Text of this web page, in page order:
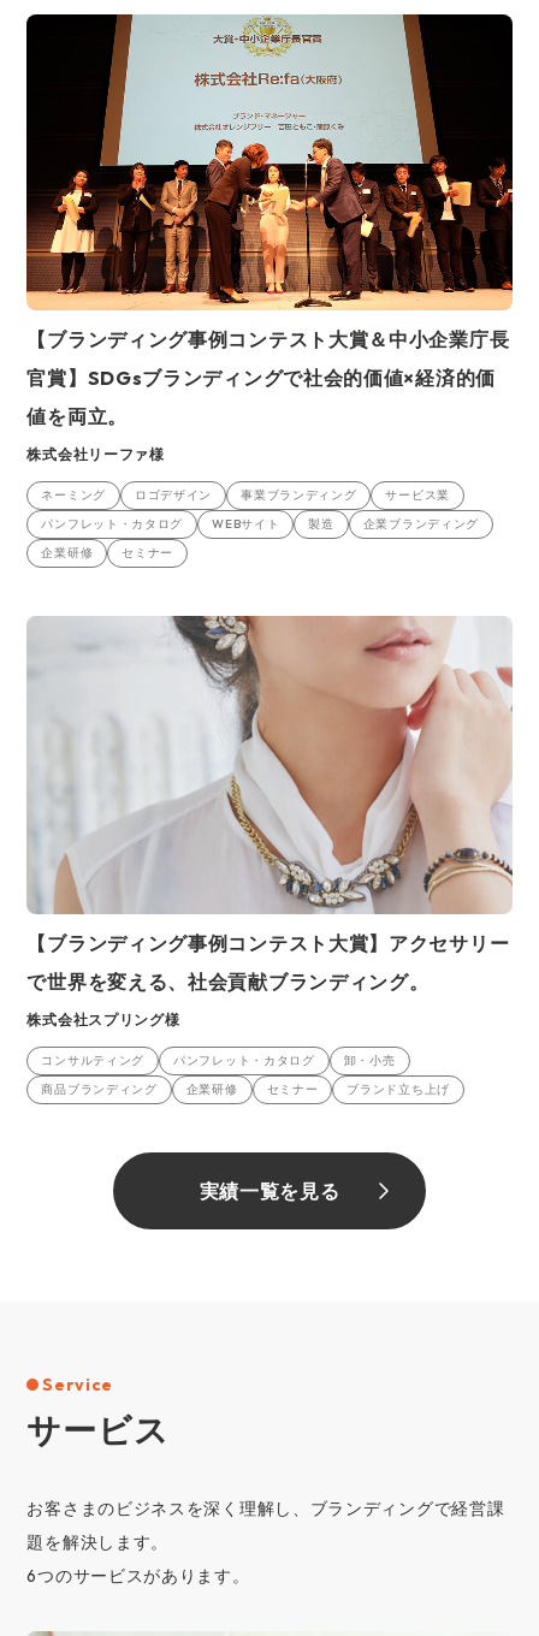
【ブランディング事例コンテスト大賞＆中小企業庁長
官賞】SDGsブランディングで社会的価値×経済的価
値を両立。
株式会社リーファ様
ネーミング ロゴデザイン 事業ブランディング
サービス業
パンフレット・カタログ
WEBサイト 製造
企業ブランディング
企業研修
セミナー
【ブランディング事例コンテスト大賞】アクセサリー
で世界を変える、社会貢献ブランディング。
株式会社スプリング様
コンサルティング パンフレット・カタログ
卸・小売
商品ブランディング
企業研修 セミナー ブランド立ち上げ
実績一覧を見る
Service
サービス
お客さまのビジネスを深く理解し、ブランディングで経営課
題を解決します。
6つのサービスがあります。